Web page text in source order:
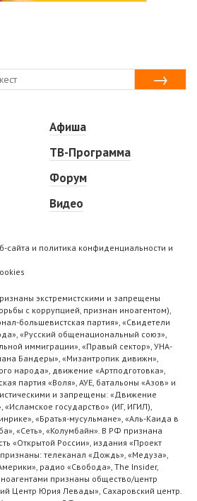
Афиша
ТВ-Программа
Форум
Видео
сайта и политика конфиденциальности и
экстремистскими и запрещены
с коррупцией, признан иноагентом),
большевистская партия», «Свидетели
«Русский общенациональный союз»,
иммиграции», «Правый сектор», УНА-
Бандеры», «Мизантропик дивижн»,
народа», движение «Артподготовка»,
партия «Воля», АУЕ, батальоны «Азов» и
и запрещены: «Движение
государство» (ИГ, ИГИЛ),
«Братья-мусульмане», «Аль-Каида в
«Сеть», «Колумбайн». В РФ признана
«Открытой России», издания «Проект
телеканал «Дождь», «Медуза»,
радио «Свобода», The Insider,
признаны общество/центр
Центр Юрия Левады», Сахаровский центр.